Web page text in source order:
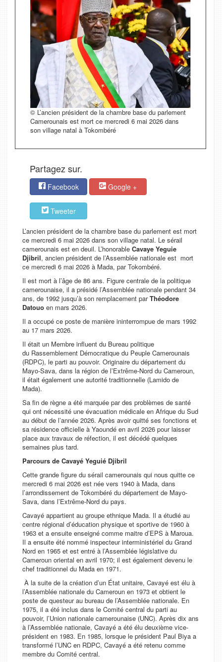
© L’ancien président de la chambre base du parlement
Camerounais est mort ce mercredi 6 mai 2026 dans
son village natal à Tokombéré
Partagez sur.
Facebook Google +
Tweeter
L’ancien président de la chambre base du parlement est mort
ce mercredi 6 mai 2026 dans son village natal. Le sérail
camerounais est en deuil. L’honorable Cavaye Yeguie
Djibril, ancien président de l’Assemblée nationale est mort
ce mercredi 6 mai 2026 à Mada, par Tokombéré.
Il est mort à l’âge de 86 ans. Figure centrale de la politique
camerounaise, il a présidé l’Assemblée nationale pendant 34
ans, de 1992 jusqu’à son remplacement parThéodore
Datouo en mars 2026.
Il a occupé ce poste de manière ininterrompue de mars 1992
au 17 mars 2026.
Il était un Membre influent du Bureau politique
du Rassemblement Démocratique du Peuple Camerounais
(RDPC), le parti au pouvoir. Originaire du département du
Mayo-Sava, dans la région de l’Extrême-Nord du Cameroun,
il était également une autorité traditionnelle (Lamido de
Mada).
Sa fin de règne a été marquée par des problèmes de santé
qui ont nécessité une évacuation médicale en Afrique du Sud
au début de l’année 2026. Après avoir quitté ses fonctions et
sa résidence officielle à Yaoundé en avril 2026 pour laisser
place aux travaux de réfection, il est décédé quelques
semaines plus tard.
Parcours de Cavayé Yeguié Djibril
Cette grande figure du sérail camerounais qui nous quitte ce
mercredi 6 mai 2026 est née vers 1940 à Mada, dans
l’arrondissement de Tokombéré du département de Mayo-
Sava, dans l’Extrême-Nord du pays.
Cavayé appartient au groupe ethnique Mada. Il a étudié au
centre régional d’éducation physique et sportive de 1960 à
1963 et a ensuite enseigné comme maitre d’EPS à Maroua.
Il a ensuite été nommé inspecteur interministériel du Grand
Nord en 1965 et est entré à l’Assemblée législative du
Cameroun oriental en avril 1970; il est également devenu le
chef traditionnel du Mada en 1971.
À la suite de la création d’un État unitaire, Cavayé est élu à
l’Assemblée nationale du Cameroun en 1973 et obtient le
poste de questeur au bureau de l’Assemblée nationale. En
1975, il a été inclus dans le Comité central du parti au
pouvoir, l’Union nationale camerounaise (UNC). Après dix ans
à l’Assemblée nationale, Cavayé a été élu deuxième vice-
président en 1983. En 1985, lorsque le président Paul Biya a
transformé l’UNC en RDPC, Cavayé a été retenu comme
membre du Comité central.